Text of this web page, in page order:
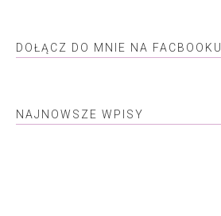
DOŁĄCZ DO MNIE NA FACBOOKU
NAJNOWSZE WPISY